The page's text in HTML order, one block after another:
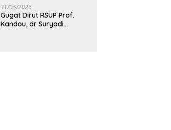
31/05/2026
Gugat Dirut RSUP Prof.
Kandou, dr Suryadi